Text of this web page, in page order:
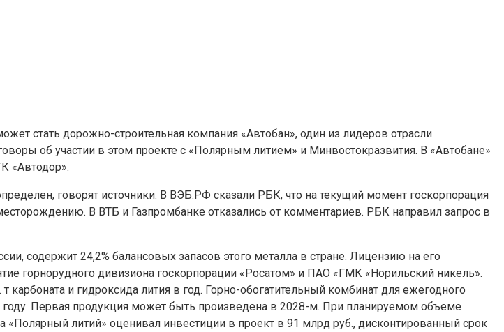
стать дорожно-строительная компания «Автобан», один из лидеров отрасли
об участии в этом проекте с «Полярным литием» и Минвостокразвития. В «Автобане»
«Автодор».
говорят источники. В ВЭБ.РФ сказали РБК, что на текущий момент госкорпорация
В ВТБ и Газпромбанке отказались от комментариев. РБК направил запрос в
содержит 24,2% балансовых запасов этого металла в стране. Лицензию на его
горнорудного дивизиона госкорпорации «Росатом» и ПАО «ГМК «Норильский никель».
и гидроксида лития в год. Горно-обогатительный комбинат для ежегодного
Первая продукция может быть произведена в 2028-м. При планируемом объеме
литий» оценивал инвестиции в проект в 91 млрд руб., дисконтированный срок